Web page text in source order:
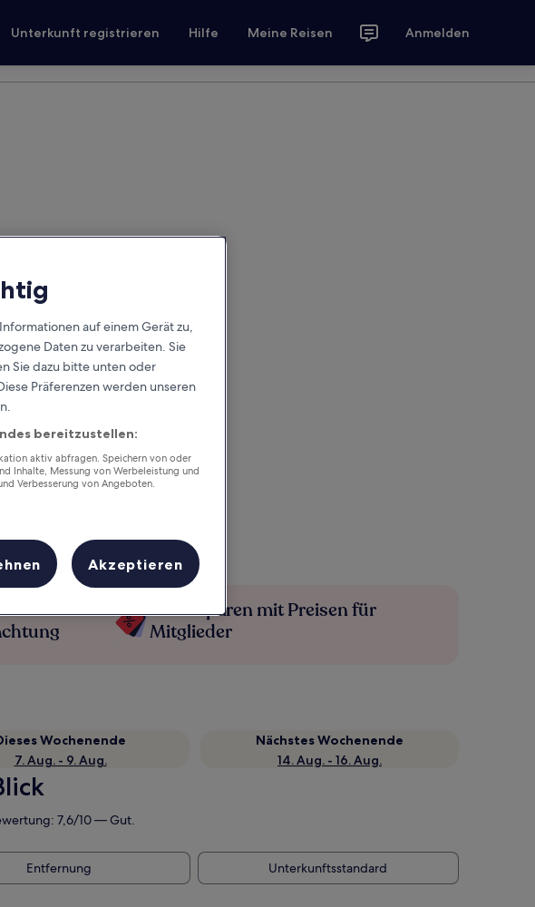
Unterkunft registrieren Hilfe Meine Reisen Anmelden
Mehr sparen mit Preisen für
Mitglieder
Wochenende
7. Aug. - 9. Aug.
Nächstes Wochenende
14. Aug. - 16. Aug.
7,6/10 — Gut.
Entfernung Unterkunftsstandard
auf einem Gerät zu,
Daten zu verarbeiten. Sie
Sie dazu bitte unten oder
Präferenzen werden unseren
bereitzustellen:
aktiv abfragen. Speichern von oder
Inhalte, Messung von Werbeleistung und
Verbesserung von Angeboten.
Akzeptieren